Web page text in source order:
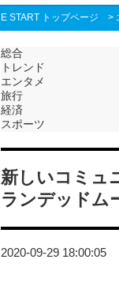
E START トップページ >
総合
トレンド
エンタメ
旅行
経済
スポーツ
新しいコミュ
ランデッドム
2020-09-29 18:00:05